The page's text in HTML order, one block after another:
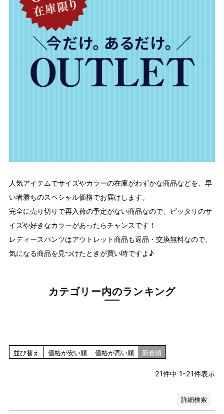
人気アイテムでサイズやカラーの在庫がわずかな商品などを、早
い者勝ちのスペシャル価格でお届けします。
完全に売り切りで再入荷の予定がない商品なので、ピッタリのサ
イズや好きなカラーがあったらチャンスです！
レディースパンツはアウトレット商品も返品・交換無料なので、
気になる商品を見つけたときが買い時ですよ♪
カテゴリー内のランキング
並び替え 価格が安い順 価格が高い順 新着順
21件中 1-21件表示
詳細検索
サイズ
指定なし
S(61)
M(64)
L(67)
LL(70)
3L(73)
ホワイト系
ベージュ系
グレー系
ネイビー系
ブルー系
レッド系
ピンク系
グリーン系
在庫なし商品を表示しない